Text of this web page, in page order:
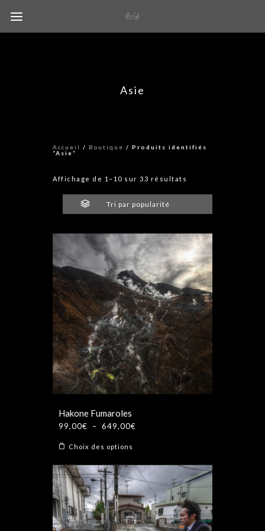
Asie
Accueil / Boutique / Produits identifiés
“Asie”
Affichage de 1–10 sur 33 résultats
Tri par popularité
Hakone Fumaroles
99,00€ – 649,00€
99,00€
à
649,00€
Choix des options
a
plusieurs
variations.
Les